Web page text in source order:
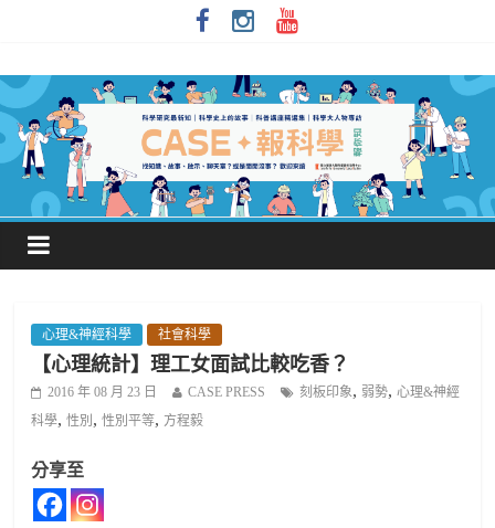
心理&神經科學 社會科學
【心理統計】理工女面試比較吃香？
2016 年 08 月 23 日 CASE PRESS 刻板印象, 弱勢,心理&神經
科學,性別 ,性別平等, 方程毅
分享至